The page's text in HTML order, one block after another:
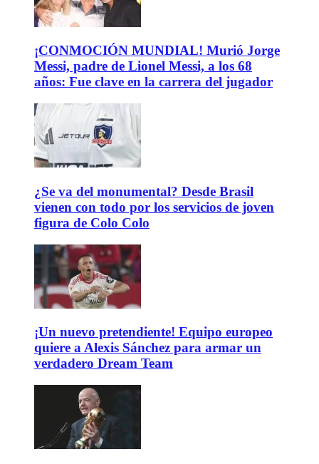
¡CONMOCIÓN MUNDIAL! Murió Jorge
Messi, padre de Lionel Messi, a los 68
años: Fue clave en la carrera del jugador
¿Se va del monumental? Desde Brasil
vienen con todo por los servicios de joven
figura de Colo Colo
¡Un nuevo pretendiente! Equipo europeo
quiere a Alexis Sánchez para armar un
verdadero Dream Team